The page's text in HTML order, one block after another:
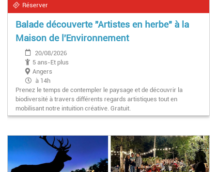
Réserver
Balade découverte "Artistes en herbe" à la
Maison de l'Environnement
20/08/2026
5 ans-Et plus
Angers
à 14h
Prenez le temps de contempler le paysage et de découvrir la
biodiversité à travers différents regards artistiques tout en
mobilisant notre intuition créative. Gratuit.